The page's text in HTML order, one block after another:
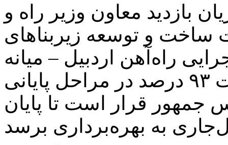
بازدید معاون وزیر راه و
و توسعه زیربناهای
راه‌آهن اردبیل – میانه
اظهار کرد: این طرح با پیشرفت ۹۳ درصد در مراحل پایانی
جمهور قرار است تا پایان